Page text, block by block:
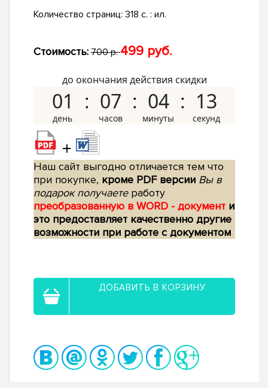
Количество страниц: 318 с. : ил.
Стоимость: 700 р.499 руб.
до окончания действия скидки
01 07 04 12
+
Наш сайт выгодно отличается тем что
при покупке, кроме PDF версии Вы в
подарок получаетеработу
преобразованную в WORD - документ и
это предоставляет качественно другие
возможности при работе с документом
ДОБАВИТЬ В КОРЗИНУ